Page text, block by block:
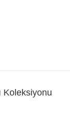
Koleksiyonu